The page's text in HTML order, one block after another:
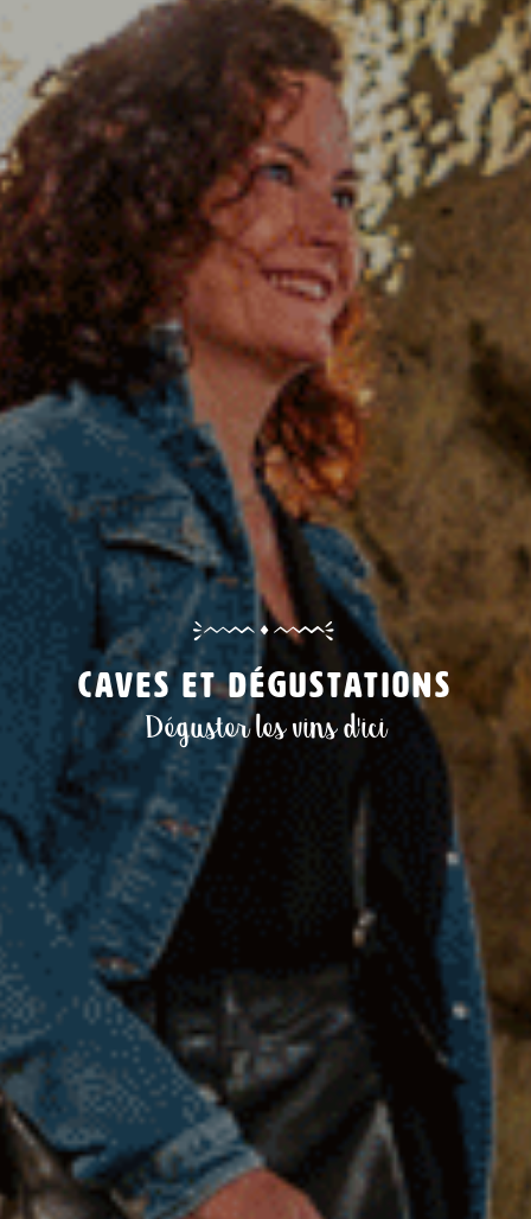
Caves et dégustations
Déguster les vins d'ici